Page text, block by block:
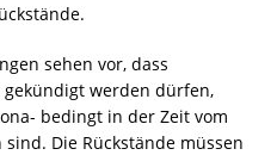
sehen vor, dass
werden dürfen,
bedingt in der Zeit vom
Die Rückstände müssen